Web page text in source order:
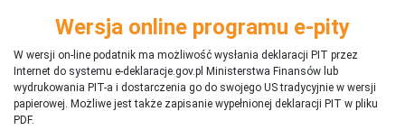
Wersja online programu e-pity
W wersji on-line podatnik ma możliwość wysłania deklaracji PIT przez
Internet do systemu e-deklaracje.gov.pl Ministerstwa Finansów lub
wydrukowania PIT-a i dostarczenia go do swojego US tradycyjnie w wersji
papierowej. Możliwe jest także zapisanie wypełnionej deklaracji PIT w pliku
PDF.